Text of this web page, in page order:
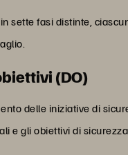
sette fasi distinte,
(DO)
delle iniziative di
e gli obiettivi di